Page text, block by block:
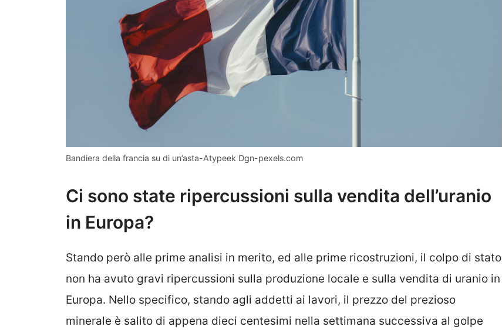
Bandiera della francia su di un’asta-Atypeek Dgn-pexels.com
Ci sono state ripercussioni sulla vendita dell’uranio
in Europa?
Stando però alle prime analisi in merito, ed alle prime ricostruzioni, il colpo di stato
non ha avuto gravi ripercussioni sulla produzione locale e sulla vendita di uranio in
Europa. Nello specifico, stando agli addetti ai lavori, il prezzo del prezioso
minerale è salito di appena dieci centesimi nella settimana successiva al golpe